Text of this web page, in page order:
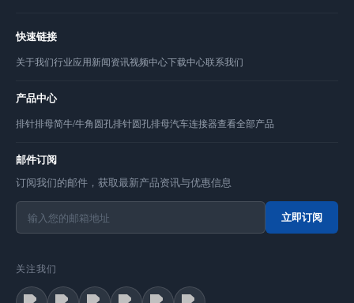
快速链接
关于我们行业应用新闻资讯视频中心下载中心联系我们
产品中心
排针排母简牛/牛角圆孔排针圆孔排母汽车连接器查看全部产品
邮件订阅
订阅我们的邮件，获取最新产品资讯与优惠信息
立即订阅
关注我们